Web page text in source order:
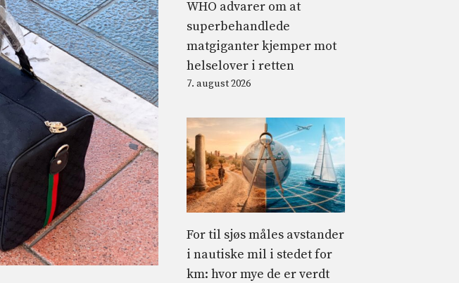
WHO advarer om at
superbehandlede
matgiganter kjemper mot
helselover i retten
7. august 2026
For til sjøs måles avstander
i nautiske mil i stedet for
km: hvor mye de er verdt